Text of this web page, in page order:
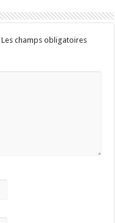
Les champs obligatoires